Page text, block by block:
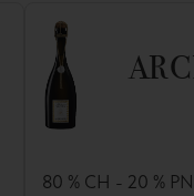
80 % CH - 20 % PN